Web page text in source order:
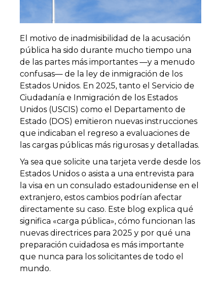
El motivo de inadmisibilidad de la acusación
pública ha sido durante mucho tiempo una
de las partes más importantes —y a menudo
confusas— de la ley de inmigración de los
Estados Unidos. En 2025, tanto el Servicio de
Ciudadanía e Inmigración de los Estados
Unidos (USCIS) como el Departamento de
Estado (DOS) emitieron nuevas instrucciones
que indicaban el regreso a evaluaciones de
las cargas públicas más rigurosas y detalladas.
Ya sea que solicite una tarjeta verde desde los
Estados Unidos o asista a una entrevista para
la visa en un consulado estadounidense en el
extranjero, estos cambios podrían afectar
directamente su caso. Este blog explica qué
significa «carga pública», cómo funcionan las
nuevas directrices para 2025 y por qué una
preparación cuidadosa es más importante
que nunca para los solicitantes de todo el
mundo.